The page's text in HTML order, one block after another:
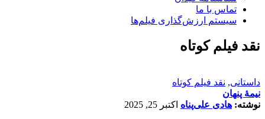
تماس با ما
سیستم ارزش‌گذاری فیلم‌ها
نقد فیلم کوتاه
داستانی, نقد فیلم کوتاه
نیمۀ پنهان
نوشته: هادی علی‌پناه اکتبر 25, 2025